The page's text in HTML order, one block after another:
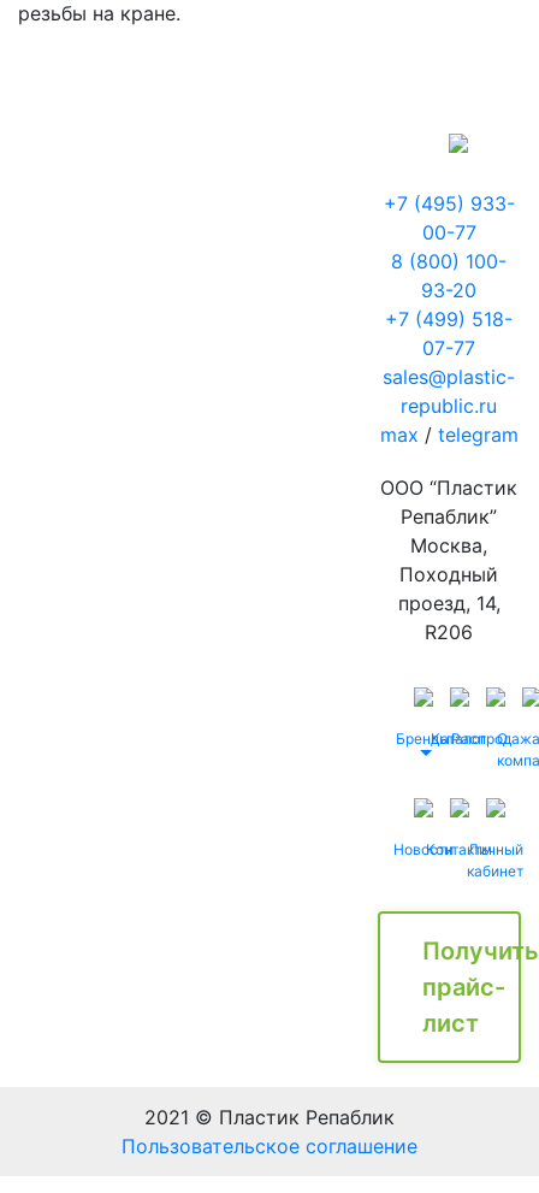
резьбы на кране.
+7 (495) 933-
00-77
8 (800) 100-
93-20
+7 (499) 518-
07-77
sales@plastic-
republic.ru
max / telegram
ООО “Пластик
Репаблик”
Москва,
Походный
проезд, 14,
R206
БрендыКаталог
Распродажа
О
НовостиКонтактыЛичный
кабинет
Получить
прайс-
лист
2021 © Пластик Репаблик
Пользовательское соглашение